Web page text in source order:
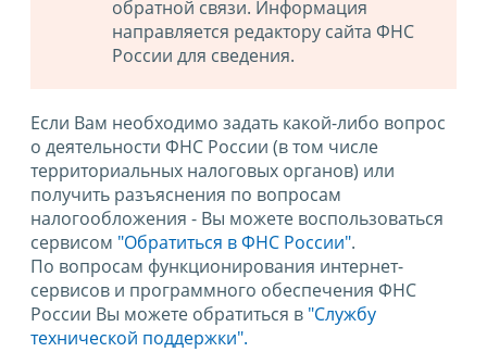
обратной связи. Информация
направляется редактору сайта ФНС
России для сведения.
Если Вам необходимо задать какой-либо вопрос
о деятельности ФНС России (в том числе
территориальных налоговых органов) или
получить разъяснения по вопросам
налогообложения - Вы можете воспользоваться
сервисом "Обратиться в ФНС России".
По вопросам функционирования интернет-
сервисов и программного обеспечения ФНС
России Вы можете обратиться в "Службу
технической поддержки".